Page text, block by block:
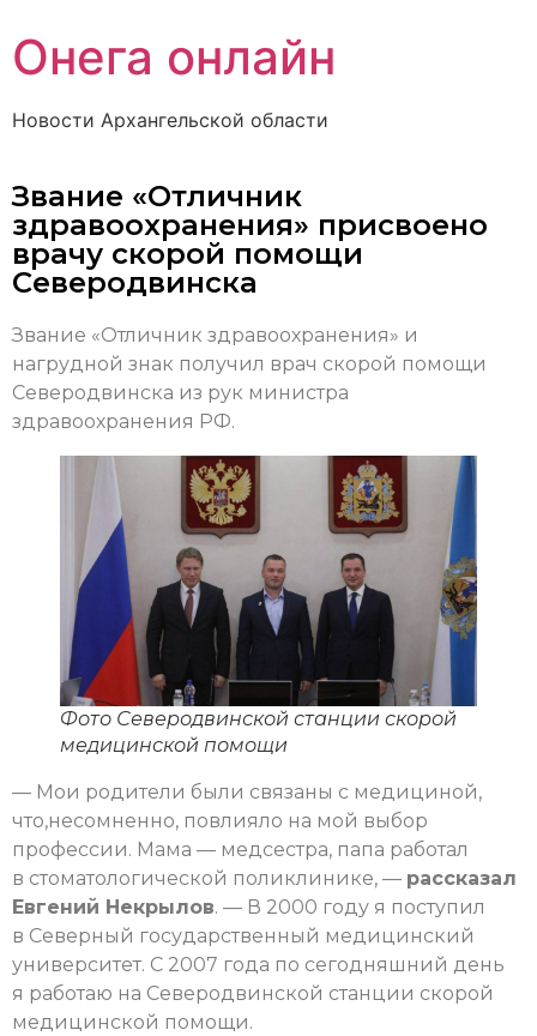
Онега онлайн
Новости Архангельской области
Звание «Отличник
здравоохранения» присвоено
врачу скорой помощи
Северодвинска
Звание «Отличник здравоохранения» и
нагрудной знак получил врач скорой помощи
Северодвинска из рук министра
здравоохранения РФ.
Фото Северодвинской станции скорой
медицинской помощи
— Мои родители были связаны с медициной,
что,несомненно, повлияло на мой выбор
профессии. Мама — медсестра, папа работал
в стоматологической поликлинике, — рассказал
Евгений Некрылов. — В 2000 году я поступил
в Северный государственный медицинский
университет. С 2007 года по сегодняшний день
я работаю на Северодвинской станции скорой
медицинской помощи.